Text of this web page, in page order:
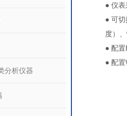
分析仪器
● 仪
● 可
度）
● 配
● 配